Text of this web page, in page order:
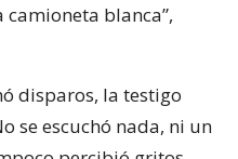
blanca”,
disparos, la testigo
se escuchó nada, ni un